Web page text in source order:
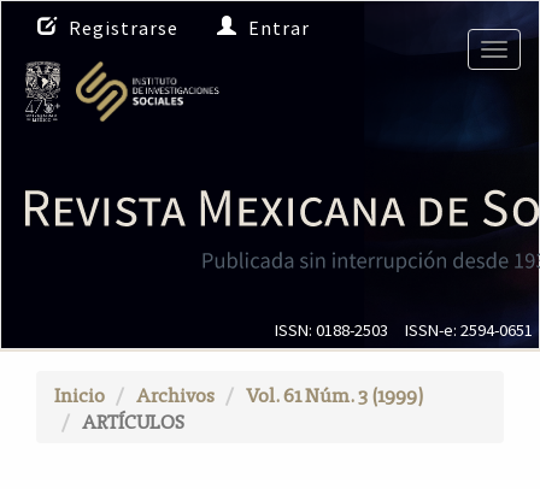
N
a
v
e
g
i
ó
n
c
Registrarse Entrar
ISSN: 0188-2503 ISSN-e: 2594-0651
Inicio Archivos
Vol. 61 Núm. 3 (1999)
ARTÍCULOS